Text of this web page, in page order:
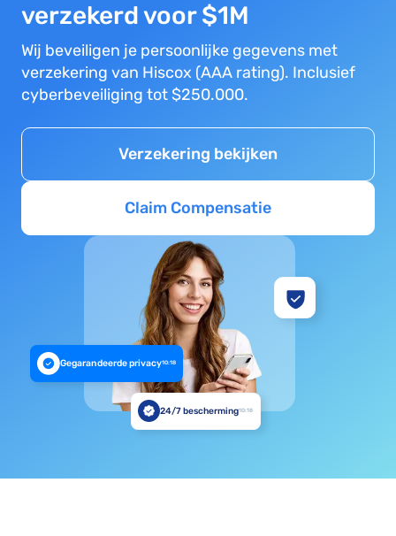
verzekerd voor $1M
Wij beveiligen je persoonlijke gegevens met
verzekering van Hiscox (AAA rating). Inclusief
cyberbeveiliging tot $250.000.
Verzekering bekijken
Claim Compensatie
Gegarandeerde privacy10:18
24/7 bescherming10:18